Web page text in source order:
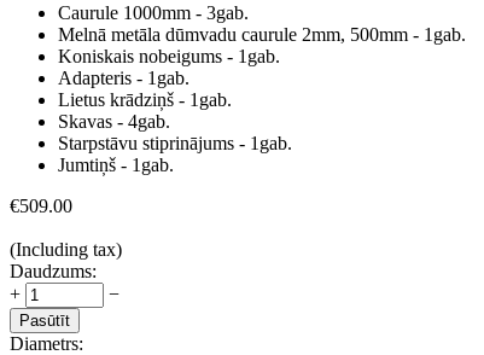
Caurule 1000mm - 3gab.
Melnā metāla dūmvadu caurule 2mm, 500mm - 1gab.
Koniskais nobeigums - 1gab.
Adapteris - 1gab.
Lietus krādziņš - 1gab.
Skavas - 4gab.
Starpstāvu stiprinājums - 1gab.
Jumtiņš - 1gab.
€509.00
(Including tax)
Daudzums:
+
−
Pasūtīt
Diametrs: